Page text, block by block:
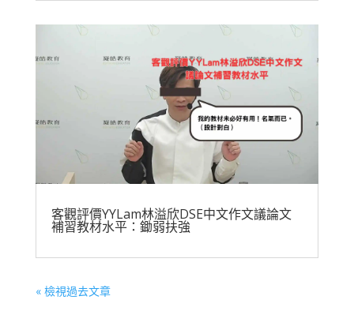
客觀評價YYLam林溢欣DSE中文作文議論文
補習教材水平：鋤弱扶強
« 檢視過去文章